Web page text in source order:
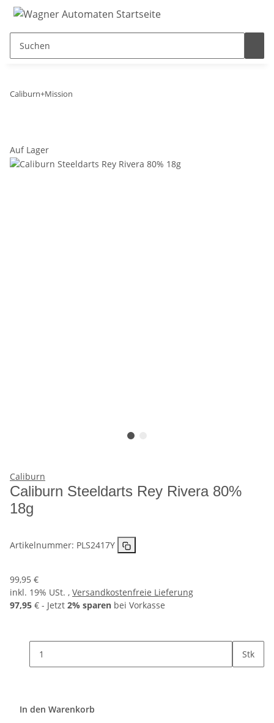
Caliburn+Mission
Auf Lager
Caliburn
Caliburn Steeldarts Rey Rivera 80%
18g
Artikelnummer: PLS2417Y
99,95 €
inkl. 19% USt. , Versandkostenfreie Lieferung
97,95 € - Jetzt 2% sparen bei Vorkasse
Stk
In den Warenkorb